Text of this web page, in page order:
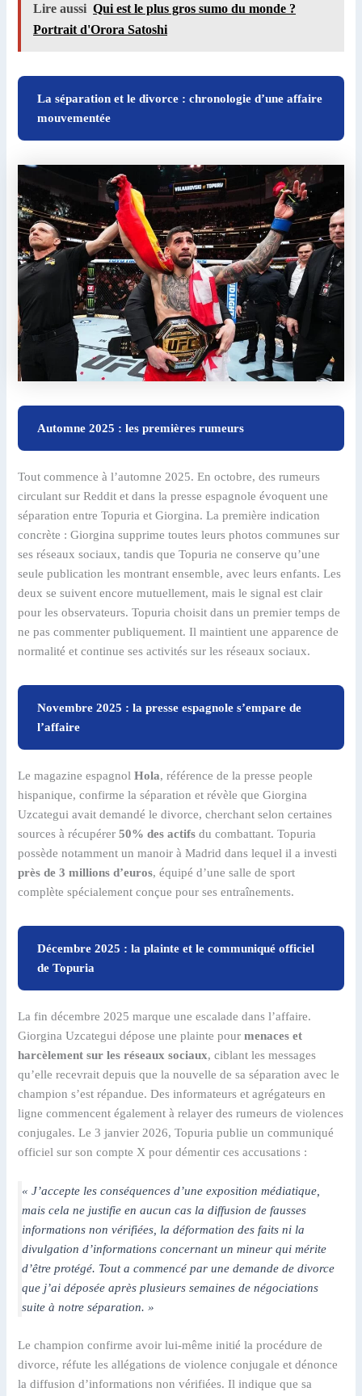
Lire aussi Qui est le plus gros sumo du monde ?
Portrait d'Orora Satoshi
La séparation et le divorce : chronologie d’une affaire
mouvementée
Automne 2025 : les premières rumeurs
Tout commence à l’automne 2025. En octobre, des rumeurs
circulant sur Reddit et dans la presse espagnole évoquent une
séparation entre Topuria et Giorgina. La première indication
concrète : Giorgina supprime toutes leurs photos communes sur
ses réseaux sociaux, tandis que Topuria ne conserve qu’une
seule publication les montrant ensemble, avec leurs enfants. Les
deux se suivent encore mutuellement, mais le signal est clair
pour les observateurs. Topuria choisit dans un premier temps de
ne pas commenter publiquement. Il maintient une apparence de
normalité et continue ses activités sur les réseaux sociaux.
Novembre 2025 : la presse espagnole s’empare de
l’affaire
Le magazine espagnolHola, référence de la presse people
hispanique, confirme la séparation et révèle que Giorgina
Uzcategui avait demandé le divorce, cherchant selon certaines
sources à récupérer50% des actifs du combattant. Topuria
possède notamment un manoir à Madrid dans lequel il a investi
près de 3 millions d’euros, équipé d’une salle de sport
complète spécialement conçue pour ses entraînements.
Décembre 2025 : la plainte et le communiqué officiel
de Topuria
La fin décembre 2025 marque une escalade dans l’affaire.
Giorgina Uzcategui dépose une plainte pourmenaces et
harcèlement sur les réseaux sociaux, ciblant les messages
qu’elle recevrait depuis que la nouvelle de sa séparation avec le
champion s’est répandue. Des informateurs et agrégateurs en
ligne commencent également à relayer des rumeurs de violences
conjugales. Le 3 janvier 2026, Topuria publie un communiqué
officiel sur son compte X pour démentir ces accusations :
« J’accepte les conséquences d’une exposition médiatique,
mais cela ne justifie en aucun cas la diffusion de fausses
informations non vérifiées, la déformation des faits ni la
divulgation d’informations concernant un mineur qui mérite
d’être protégé. Tout a commencé par une demande de divorce
que j’ai déposée après plusieurs semaines de négociations
suite à notre séparation. »
Le champion confirme avoir lui-même initié la procédure de
divorce, réfute les allégations de violence conjugale et dénonce
la diffusion d’informations non vérifiées. Il indique que sa